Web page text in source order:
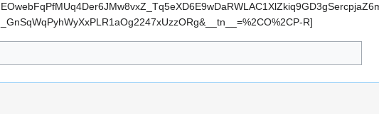
_GnSqWqPyhWyXxPLR1aOg2247xUzzORg&__tn__=%2CO%2CP-R]